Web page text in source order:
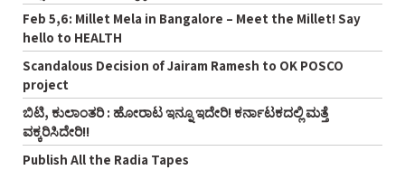
Feb 5,6: Millet Mela in Bangalore – Meet the Millet! Say
hello to HEALTH
Scandalous Decision of Jairam Ramesh to OK POSCO
project
ಬಿಟಿ, ಕುಲಾಂತರಿ : ಹೋರಾಟ ಇನ್ನೂ ಇದೇರಿ! ಕರ್ನಾಟಕದಲ್ಲಿ ಮತ್ತೆ
ವಕ್ಕರಿಸಿದೇರಿ!!
Publish All the Radia Tapes